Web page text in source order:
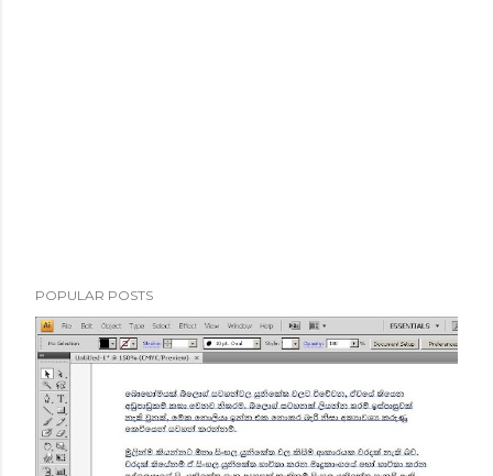
POPULAR POSTS